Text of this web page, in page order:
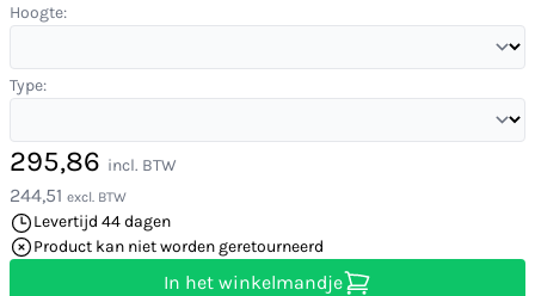
Hoogte:
Type:
295,86 incl. BTW
244,51 excl. BTW
Levertijd 44 dagen
Product kan niet worden geretourneerd
In het winkelmandje